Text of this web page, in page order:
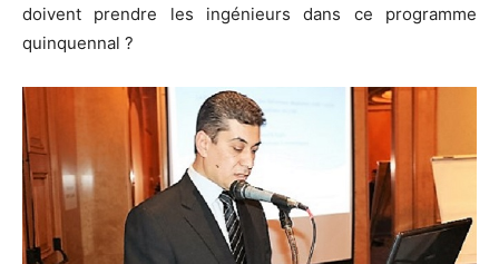
doivent prendre les ingénieurs dans ce programme
quinquennal ?